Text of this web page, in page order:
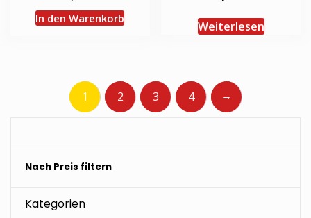
In den Warenkorb
Weiterlesen
1 2 3 4 →
Nach Preis filtern
Kategorien